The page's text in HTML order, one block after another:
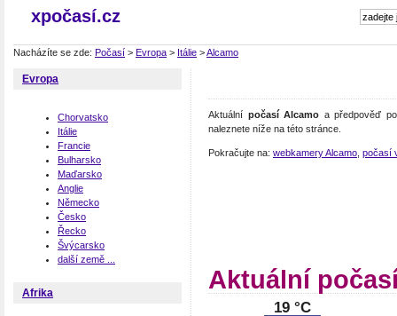
xpočasí.cz
Nacházíte se zde: Počasí > Evropa > Itálie >Alcamo
Evropa
Chorvatsko
Itálie
Francie
Bulharsko
Maďarsko
Anglie
Německo
Česko
Řecko
Švýcarsko
další země ...
Afrika
Aktuální počasí Alcamo a předpověď
naleznete níže na této stránce.
Pokračujte na: webkamery Alcamo počasí
Aktuální
19 °C